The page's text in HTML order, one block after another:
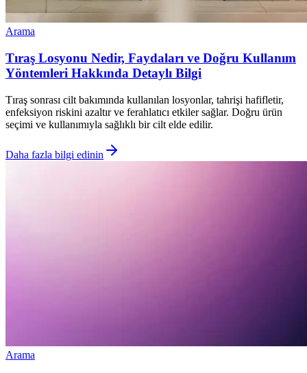
Arama
Tıraş Losyonu Nedir, Faydaları ve Doğru Kullanım
Yöntemleri Hakkında Detaylı Bilgi
Tıraş sonrası cilt bakımında kullanılan losyonlar, tahrişi hafifletir,
enfeksiyon riskini azaltır ve ferahlatıcı etkiler sağlar. Doğru ürün
seçimi ve kullanımıyla sağlıklı bir cilt elde edilir.
Daha fazla bilgi edinin
Arama